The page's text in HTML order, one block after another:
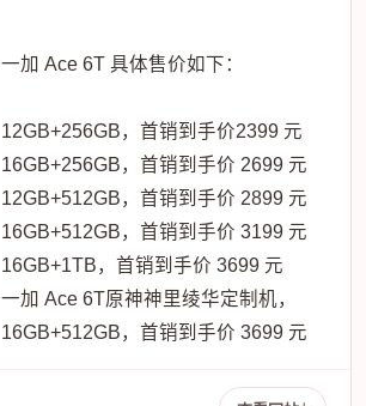
一加 Ace 6T 具体售价如下：
12GB+256GB，首销到手价2399 元
16GB+256GB，首销到手价 2699 元
12GB+512GB，首销到手价 2899 元
16GB+512GB，首销到手价 3199 元
16GB+1TB，首销到手价 3699 元
一加 Ace 6T原神神里绫华定制机，
16GB+512GB，首销到手价 3699 元